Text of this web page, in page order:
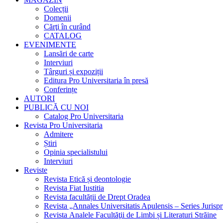
Colecții
Domenii
Cărţi în curând
CATALOG
EVENIMENTE
Lansări de carte
Interviuri
Târguri și expoziții
Editura Pro Universitaria în presă
Conferințe
AUTORI
PUBLICĂ CU NOI
Catalog Pro Universitaria
Revista Pro Universitaria
Admitere
Știri
Opinia specialistului
Interviuri
Reviste
Revista Etică și deontologie
Revista Fiat Iustitia
Revista facultății de Drept Oradea
Revista „Annales Universitatis Apulensis – Series
Revista Analele Facultăţii de Limbi și Literaturi Străine